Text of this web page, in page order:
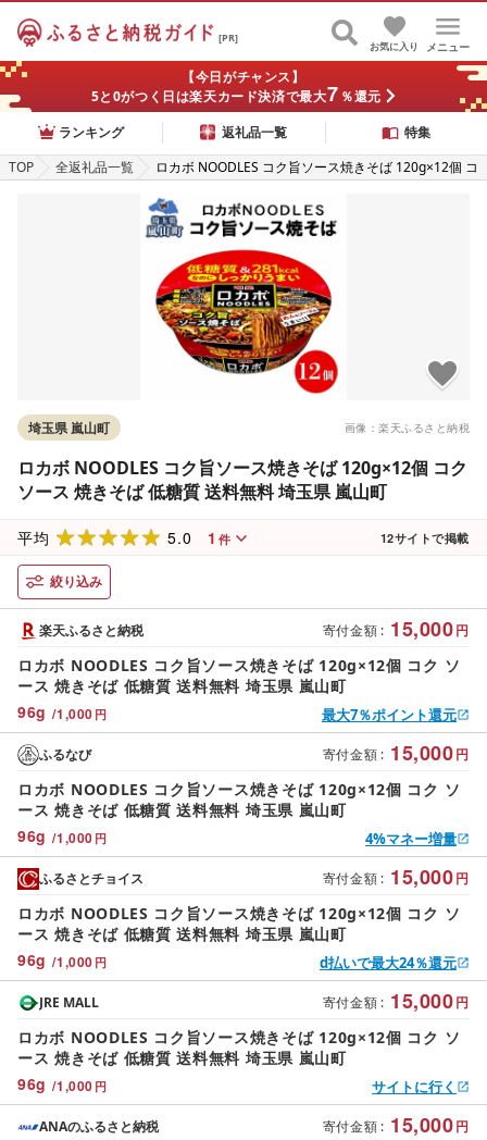
[PR]
メニュー
お気に入り
【今日がチャンス】
5と0がつく日は楽天カード決済で最大7 ％還元
ランキング
返礼品一覧
特集
TOP
全返礼品一覧
ロカボ NOODLES コク旨ソース焼きそば 120g×12個 コ
画像：楽天ふるさと納税
埼玉県 嵐山町
ロカボ NOODLES コク旨ソース焼きそば 120g×12個 コク
ソース 焼きそば 低糖質 送料無料 埼玉県 嵐山町
平均 5.0 1 件 12サイトで掲載
絞り込み
寄付金額 : 15,000円
96g /1,000 円
楽天ふるさと納税
ロカボ NOODLES コク旨ソース焼きそば 120g×12個 コク ソ
ース 焼きそば 低糖質 送料無料 埼玉県 嵐山町
最大7％ポイント還元
寄付金額 : 15,000円
96g /1,000 円
ふるなび
ロカボ NOODLES コク旨ソース焼きそば 120g×12個 コク ソ
ース 焼きそば 低糖質 送料無料 埼玉県 嵐山町
4%マネー増量
寄付金額 : 15,000円
96g /1,000 円
ふるさとチョイス
ロカボ NOODLES コク旨ソース焼きそば 120g×12個 コク ソ
ース 焼きそば 低糖質 送料無料 埼玉県 嵐山町
d払いで最大24％還元
寄付金額 : 15,000円
96g /1,000 円
JRE MALL
ロカボ NOODLES コク旨ソース焼きそば 120g×12個 コク ソ
ース 焼きそば 低糖質 送料無料 埼玉県 嵐山町
サイトに行く
寄付金額 : 15,000円
ANAのふるさと納税